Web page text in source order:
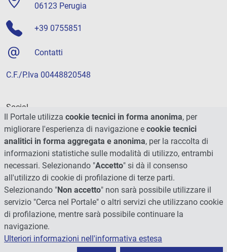
06123 Perugia
+39 0755851
Contatti
C.F./P.Iva 00448820548
Social
Il Portale utilizza cookie tecnici in forma anonima, per
migliorare l'esperienza di navigazione e cookie tecnici
analitici in forma aggregata e anonima, per la raccolta di
informazioni statistiche sulle modalità di utilizzo, entrambi
necessari. Selezionando "Accetto" si dà il consenso
all'utilizzo di cookie di profilazione di terze parti.
Selezionando "Non accetto" non sarà possibile utilizzare il
servizio "Cerca nel Portale" o altri servizi che utilizzano cookie
di profilazione, mentre sarà possibile continuare la
navigazione.
Ulteriori informazioni nell'informativa estesa